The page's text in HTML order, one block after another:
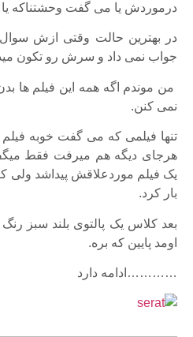
درموردش یا می گفت وحشتناکه
در بهترین حالت وقتی ازش
جواب نمی داد و سرش رو تکون
من موندم اگه همه این فیلم ها
نمی کنن.
تنها فیلمی که می گفت خوبه فیلم
هرجای دیگه هم میرفت فقط
یک فیلم موردعلاقش پیداشد ولی
بار کرد.
بعد کلاس یک پالتوی بلند سبز
اومد پایین که بره.
…………ادامه دارد